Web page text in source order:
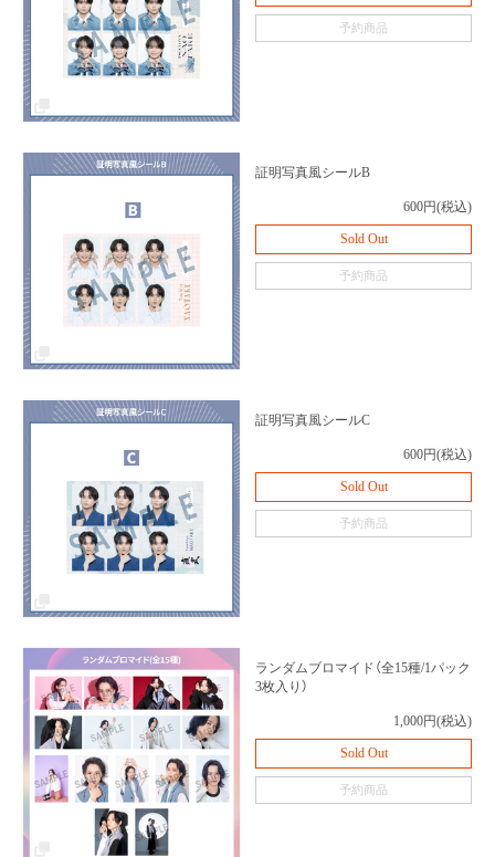
予約商品
証明写真風シールB
600円(税込)
Sold Out
予約商品
証明写真風シールC
600円(税込)
Sold Out
予約商品
ランダムブロマイド（全15種/1パック
3枚入り）
1,000円(税込)
Sold Out
予約商品